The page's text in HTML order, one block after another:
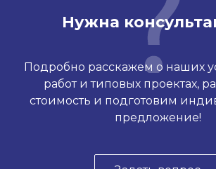
Нужна
Подробно расскажем о наших
работ и типовых проектах,
стоимость и подготовим
предложение!